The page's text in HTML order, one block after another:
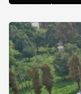
рову, які
та Петро І.
увійшли 16